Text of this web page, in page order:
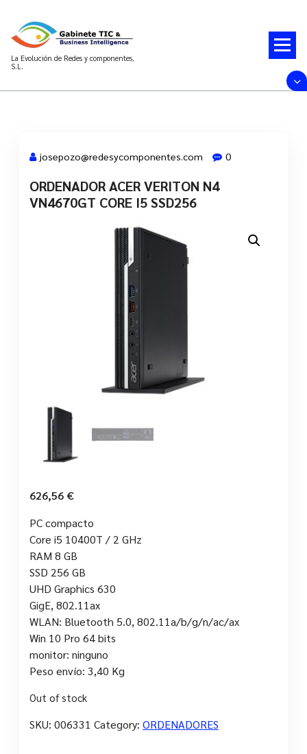
contenido
La Evolución de Redes y componentes,
S.L.
28 Mar, 2022
josepozo@redesycomponentes.com 0
ORDENADOR ACER VERITON N4
VN4670GT CORE I5 SSD256
626,56 €
PC compacto
Core i5 10400T / 2 GHz
RAM 8 GB
SSD 256 GB
UHD Graphics 630
GigE, 802.11ax
WLAN: Bluetooth 5.0, 802.11a/b/g/n/ac/ax
Win 10 Pro 64 bits
monitor: ninguno
Peso envío: 3,40 Kg
Out of stock
SKU: 006331 Category: ORDENADORES